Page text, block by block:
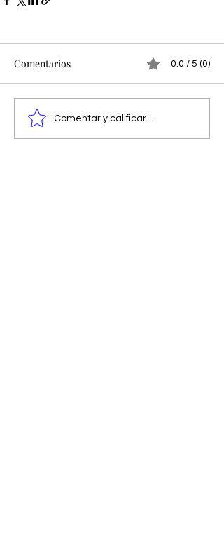
Comentarios 0.0 / 5 (0)
Comentar y calificar...